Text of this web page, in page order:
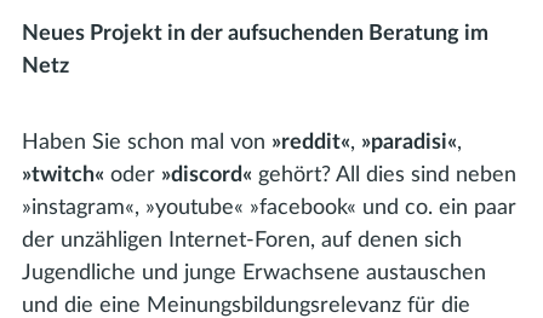
Neues Projekt in der aufsuchenden Beratung im
Netz
Haben Sie schon mal von »reddit«, »paradisi«,
»twitch« oder »discord« gehört? All dies sind neben
»instagram«, »youtube« »facebook« und co. ein paar
der unzähligen Internet-Foren, auf denen sich
Jugendliche und junge Erwachsene austauschen
und die eine Meinungsbildungsrelevanz für die